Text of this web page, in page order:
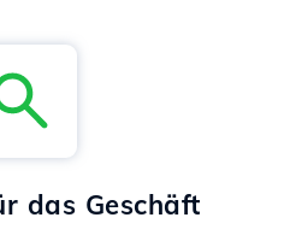
das Geschäft